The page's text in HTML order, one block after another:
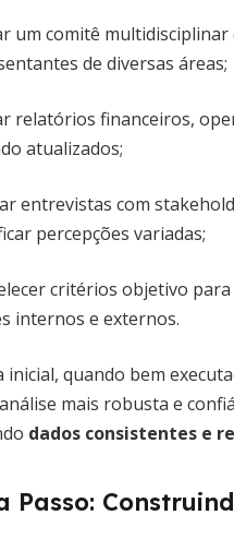
um comitê multidisciplinar
de diversas áreas;
relatórios financeiros,
atualizados;
entrevistas com
percepções variadas;
critérios objetivo para
internos e externos.
inicial, quando bem
mais robusta e
dados consistentes e
Passo: